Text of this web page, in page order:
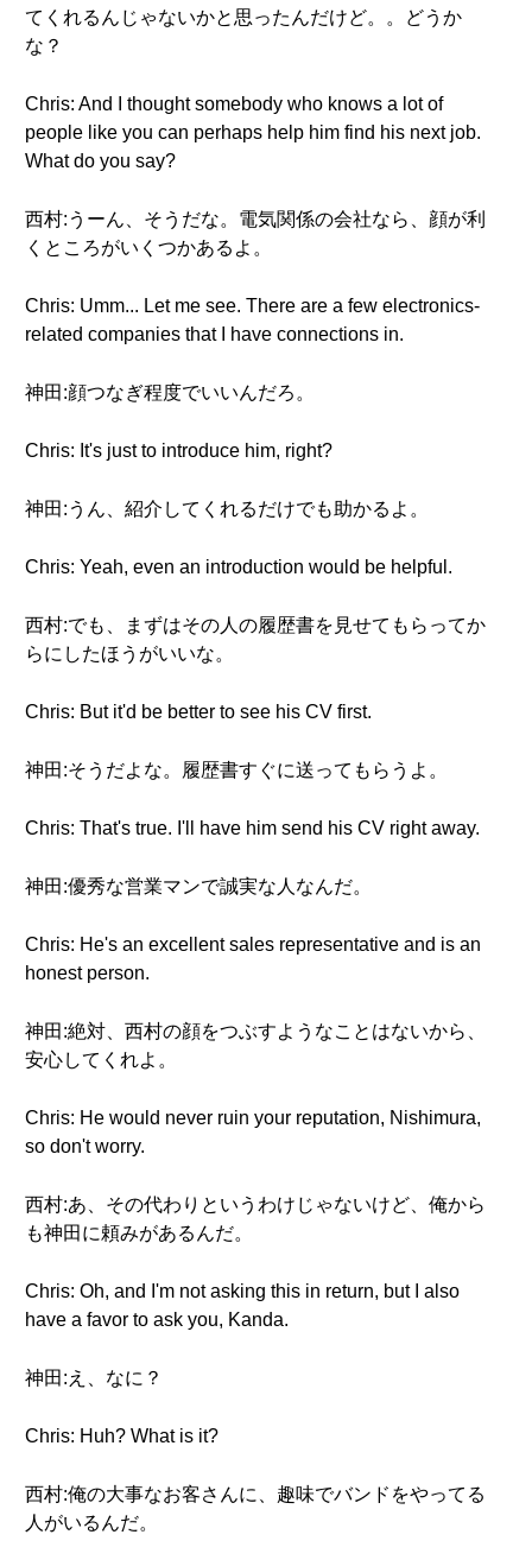
てくれるんじゃないかと思ったんだけど。。どうか
な？
Chris: And I thought somebody who knows a lot of
people like you can perhaps help him find his next job.
What do you say?
西村:うーん、そうだな。電気関係の会社なら、顔が利
くところがいくつかあるよ。
Chris: Umm... Let me see. There are a few electronics-
related companies that I have connections in.
神田:顔つなぎ程度でいいんだろ。
Chris: It's just to introduce him, right?
神田:うん、紹介してくれるだけでも助かるよ。
Chris: Yeah, even an introduction would be helpful.
西村:でも、まずはその人の履歴書を見せてもらってか
らにしたほうがいいな。
Chris: But it'd be better to see his CV first.
神田:そうだよな。履歴書すぐに送ってもらうよ。
Chris: That's true. I'll have him send his CV right away.
神田:優秀な営業マンで誠実な人なんだ。
Chris: He's an excellent sales representative and is an
honest person.
神田:絶対、西村の顔をつぶすようなことはないから、
安心してくれよ。
Chris: He would never ruin your reputation, Nishimura,
so don't worry.
西村:あ、その代わりというわけじゃないけど、俺から
も神田に頼みがあるんだ。
Chris: Oh, and I'm not asking this in return, but I also
have a favor to ask you, Kanda.
神田:え、なに？
Chris: Huh? What is it?
西村:俺の大事なお客さんに、趣味でバンドをやってる
人がいるんだ。